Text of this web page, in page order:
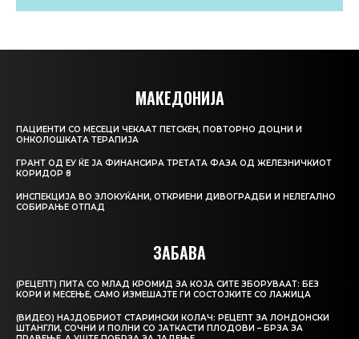
МАКЕДОНИЈА
ПАЦИЕНТИ СО МЕСЕЦИ ЧЕКААТ ПЕТСКЕН, ПОВТОРНО ДОЦНИ И
ОНКОЛОШКАТА ТЕРАПИЈА
ГРАНТ ОД ЕУ ЌЕ ЈА ФИНАНСИРА ТРЕТАТА ФАЗА ОД ЖЕЛЕЗНИЧКИОТ
КОРИДОР 8
ИНСПЕКЦИЈА ВО ЗЛОКУЌАНИ, ОТКРИЕНИ ДИВОГРАДБИ И НЕЛЕГАЛНО
СОБИРАЊЕ ОТПАД
ЗАБАВА
(РЕЦЕПТ) ПИТА СО МЛАД КРОМИД ЗА КОЈА СИТЕ ЗБОРУВААТ: БЕЗ
КОРИ И МЕСЕЊЕ, САМО ИЗМЕШАЈТЕ ГИ СОСТОЈКИТЕ СО ЛАЖИЦА
(ВИДЕО) НАЈДОБРИОТ СТАРИНСКИ КОЛАЧ: РЕЦЕПТ ЗА ЛОНДОНСКИ
ШТАНГЛИ, СОЧНИ И ПОЛНИ СО ЈАТКАСТИ ПЛОДОВИ – БРЗА ЗА